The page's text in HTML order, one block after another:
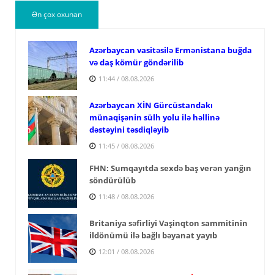
Ən çox oxunan
Azərbaycan vasitəsilə Ermənistana buğda
və daş kömür göndərilib
11:44 / 08.08.2026
Azərbaycan XİN Gürcüstandakı
münaqişənin sülh yolu ilə həllinə
dəstəyini təsdiqləyib
11:45 / 08.08.2026
FHN: Sumqayıtda sexdə baş verən yanğın
söndürülüb
11:48 / 08.08.2026
Britaniya səfirliyi Vaşinqton sammitinin
ildönümü ilə bağlı bəyanat yayıb
12:01 / 08.08.2026